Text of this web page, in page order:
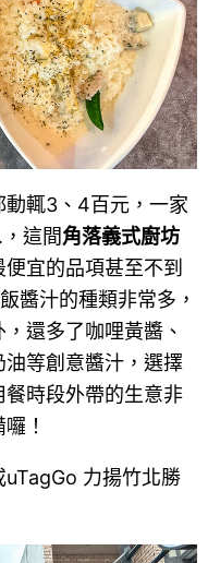
輒3、4百元，一家
這間角落義式廚坊
宜的品項甚至不到
醬汁的種類非常多，
還多了咖哩黃醬、
等創意醬汁，選擇
時段外帶的生意非
！
力揚竹北勝